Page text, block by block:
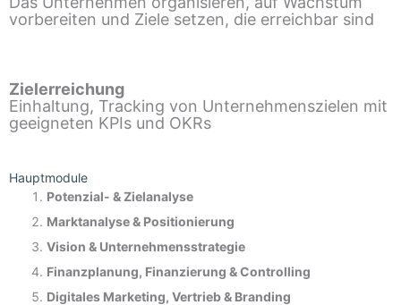
vorbereiten und Ziele setzen, die erreichbar sind
Zielerreichung
Einhaltung, Tracking von Unternehmenszielen mit
geeigneten KPIs und OKRs
Hauptmodule
Potenzial- &Zielanalyse
Marktanalyse & Positionierung
Vision & Unternehmensstrategie
Finanzplanung, Finanzierung & Controlling
Digitales Marketing, Vertrieb & Branding